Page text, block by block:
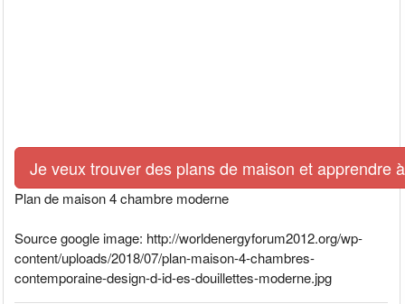
Je veux trouver des plans de maison et apprendre
Plan de maison 4 chambre moderne
Source google image: http://worldenergyforum2012.org/wp-
content/uploads/2018/07/plan-maison-4-chambres-
contemporaine-design-d-id-es-douillettes-moderne.jpg